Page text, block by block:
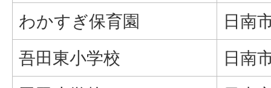
わかすぎ保育園
日南
吾田東小学校
日南